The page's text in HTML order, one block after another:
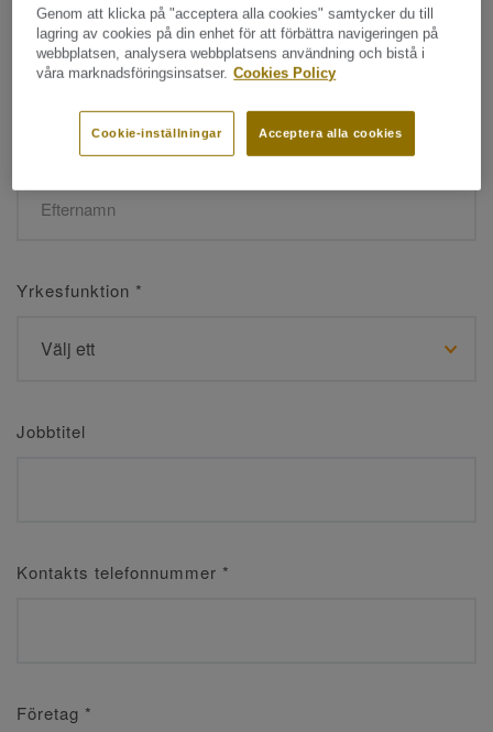
Namn*
Efternamn*
Yrkesfunktion *
Jobbtitel
Kontakts telefonnummer *
Företag *
Genom att klicka på "acceptera alla cookies" samtycker du till
lagring av cookies på din enhet för att förbättra navigeringen på
webbplatsen, analysera webbplatsens användning och bistå i
våra marknadsföringsinsatser. Cookies Policy
Acceptera alla cookies
Cookie-inställningar